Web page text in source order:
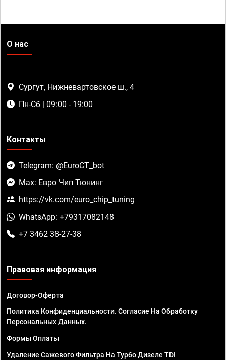
О нас
Сургут, Нижневартовское ш., 4
Пн-Сб | 09:00 - 19:00
Контакты
Telegram: @EuroCT_bot
Max: Евро Чип Тюнинг
https://vk.com/euro_chip_tuning
WhatsApp: +79317082148
+7 3462 38-27-38
Правовая информация
Договор-Оферта
Политика Конфиденциальности. Согласие На Обработку
Персональных Данных.
Формы Оплаты
Удаление Сажевого Фильтра На Турбо Дизеле TDI